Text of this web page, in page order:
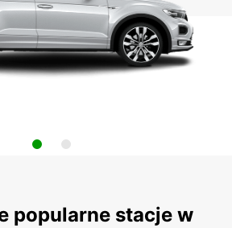
popularne stacje w